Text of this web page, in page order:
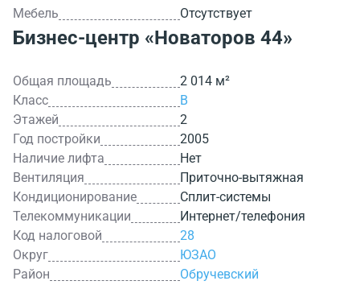
Мебель Отсутствует
Бизнес-центр «Новаторов 44»
Общая площадь
2 014 м²
Класс
B
Этажей
2
Год постройки
2005
Наличие лифта
Нет
Вентиляция
Приточно-вытяжная
Кондиционирование
Сплит-системы
Телекоммуникации
Интернет/телефония
Код налоговой
28
Округ
ЮЗАО
Район
Обручевский